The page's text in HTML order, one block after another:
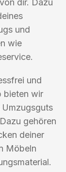
dir. Dazu
und
wie
und
bieten wir
Umzugsguts
gehören
deiner
Möbeln